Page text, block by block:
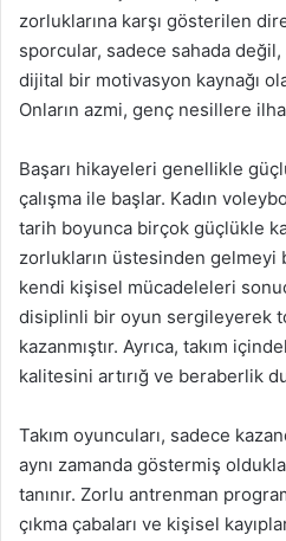
zorluklarına karşı gösterilen
sporcular, sadece sahada değil,
dijital bir motivasyon kaynağı
Onların azmi, genç nesillere
Başarı hikayeleri genellikle
çalışma ile başlar. Kadın
tarih boyunca birçok güçlükle
zorlukların üstesinden gelmeyi
kendi kişisel mücadeleleri
disiplinli bir oyun sergileyerek
kazanmıştır. Ayrıca, takım
kalitesini artırığ ve beraberlik
Takım oyuncuları, sadece
aynı zamanda göstermiş
tanınır. Zorlu antrenman
çıkma çabaları ve kişisel